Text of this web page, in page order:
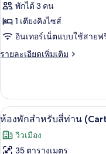
ห้อง
คอมฟอร์ท
ดับเบิล
(Cartoon
พักได้ 3 คน
1 เตียงคิงไซส์
อินเทอร์เน็ตแบบใช้สายฟ
รายละเอียดเพิ่มเติม
ราย
เกี่ยว
กับ
ห้อง
ดับเบิล
(Cartoon
เปิด
ภาพถ่าย
ทั้งหมด
11
ห้องพักสำหรับสี่ท่าน
วิวเมือง
35 ตารางเมตร